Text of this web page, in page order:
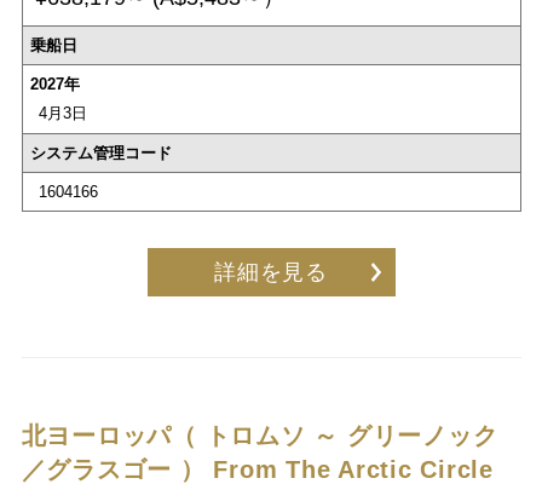
乗船日
2027年
4月3日
システム管理コード
1604166
詳細を見る
北ヨーロッパ（ トロムソ ～ グリーノック
／グラスゴー ） From The Arctic Circle